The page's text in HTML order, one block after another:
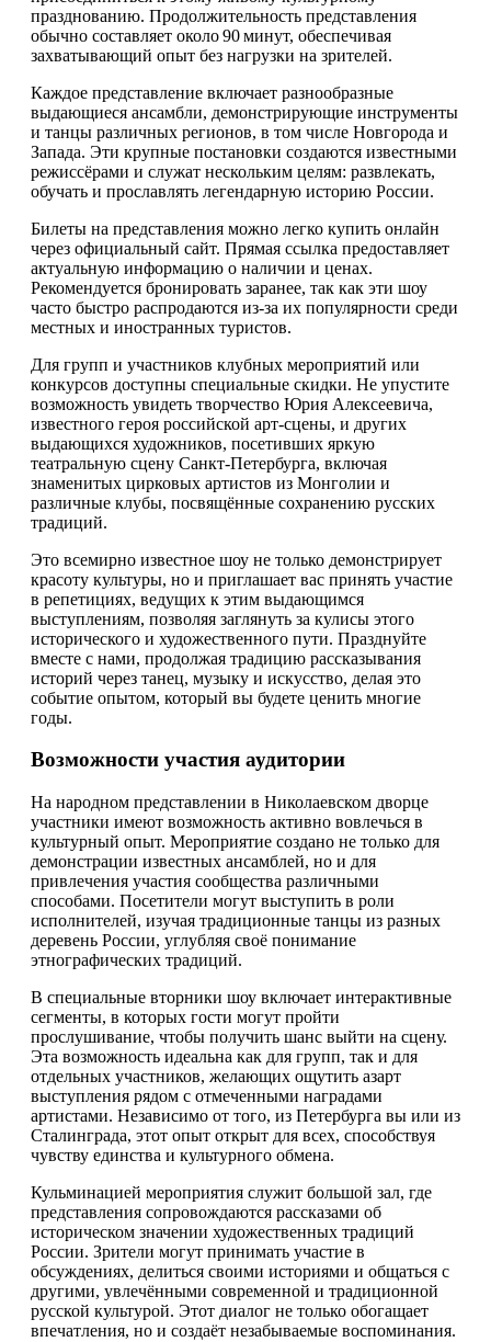
празднованию. Продолжительность представления
обычно составляет около 90 минут, обеспечивая
захватывающий опыт без нагрузки на зрителей.
Каждое представление включает разнообразные
выдающиеся ансамбли, демонстрирующие инструменты
и танцы различных регионов, в том числе Новгорода и
Запада. Эти крупные постановки создаются известными
режиссёрами и служат нескольким целям: развлекать,
обучать и прославлять легендарную историю России.
Билеты на представления можно легко купить онлайн
через официальный сайт. Прямая ссылка предоставляет
актуальную информацию о наличии и ценах.
Рекомендуется бронировать заранее, так как эти шоу
часто быстро распродаются из-за их популярности среди
местных и иностранных туристов.
Для групп и участников клубных мероприятий или
конкурсов доступны специальные скидки. Не упустите
возможность увидеть творчество Юрия Алексеевича,
известного героя российской арт-сцены, и других
выдающихся художников, посетивших яркую
театральную сцену Санкт-Петербурга, включая
знаменитых цирковых артистов из Монголии и
различные клубы, посвящённые сохранению русских
традиций.
Это всемирно известное шоу не только демонстрирует
красоту культуры, но и приглашает вас принять участие
в репетициях, ведущих к этим выдающимся
выступлениям, позволяя заглянуть за кулисы этого
исторического и художественного пути. Празднуйте
вместе с нами, продолжая традицию рассказывания
историй через танец, музыку и искусство, делая это
событие опытом, который вы будете ценить многие
годы.
Возможности участия аудитории
На народном представлении в Николаевском дворце
участники имеют возможность активно вовлечься в
культурный опыт. Мероприятие создано не только для
демонстрации известных ансамблей, но и для
привлечения участия сообщества различными
способами. Посетители могут выступить в роли
исполнителей, изучая традиционные танцы из разных
деревень России, углубляя своё понимание
этнографических традиций.
В специальные вторники шоу включает интерактивные
сегменты, в которых гости могут пройти
прослушивание, чтобы получить шанс выйти на сцену.
Эта возможность идеальна как для групп, так и для
отдельных участников, желающих ощутить азарт
выступления рядом с отмеченными наградами
артистами. Независимо от того, из Петербурга вы или из
Сталинграда, этот опыт открыт для всех, способствуя
чувству единства и культурного обмена.
Кульминацией мероприятия служит большой зал, где
представления сопровождаются рассказами об
историческом значении художественных традиций
России. Зрители могут принимать участие в
обсуждениях, делиться своими историями и общаться с
другими, увлечёнными современной и традиционной
русской культурой. Этот диалог не только обогащает
впечатления, но и создаёт незабываемые воспоминания.